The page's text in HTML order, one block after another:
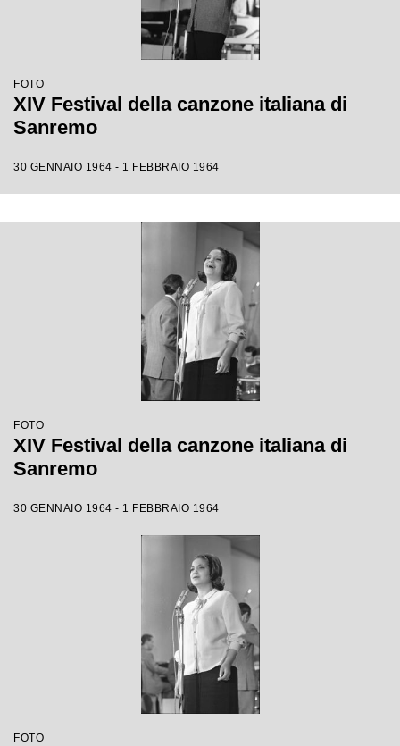
FOTO
XIV Festival della canzone italiana di
Sanremo
30 GENNAIO 1964 - 1 FEBBRAIO 1964
FOTO
XIV Festival della canzone italiana di
Sanremo
30 GENNAIO 1964 - 1 FEBBRAIO 1964
FOTO